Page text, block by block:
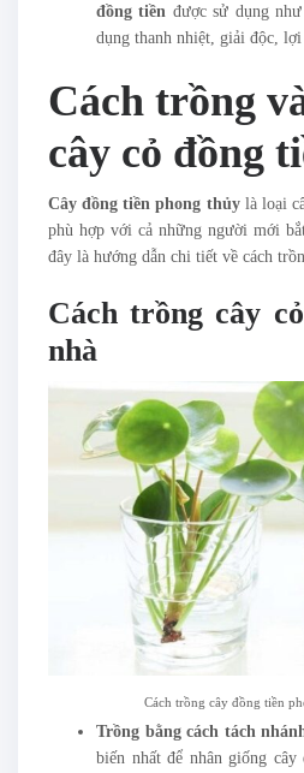
đồng tiền được sử dụng
dụng thanh nhiệt, giải độc,
Cách trồng
cây cỏ đồng
Cây đồng tiền phong thủylà loại
phù hợp với cả những người mới
đây là hướng dẫn chi tiết về cách
Cách trồng cây
nhà
Cách trồng cây đồng tiền
Trồng bằng cách tách
biến nhất để nhân giống cây